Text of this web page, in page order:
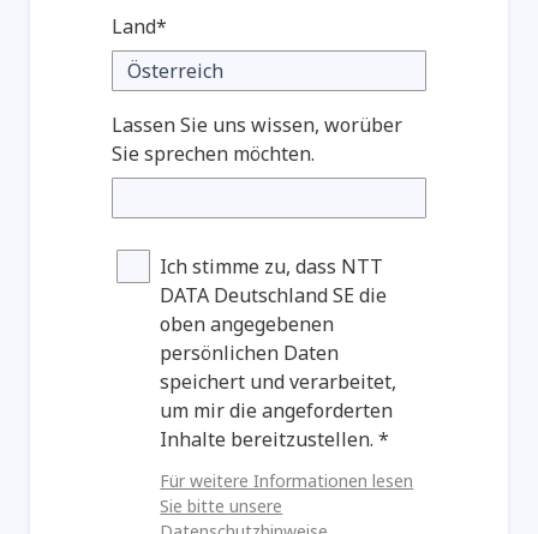
Land*
Lassen Sie uns wissen, worüber
Sie sprechen möchten.
Ich stimme zu, dass NTT
DATA Deutschland SE die
oben angegebenen
persönlichen Daten
speichert und verarbeitet,
um mir die angeforderten
Inhalte bereitzustellen. *
Für weitere Informationen lesen
Sie bitte unsere